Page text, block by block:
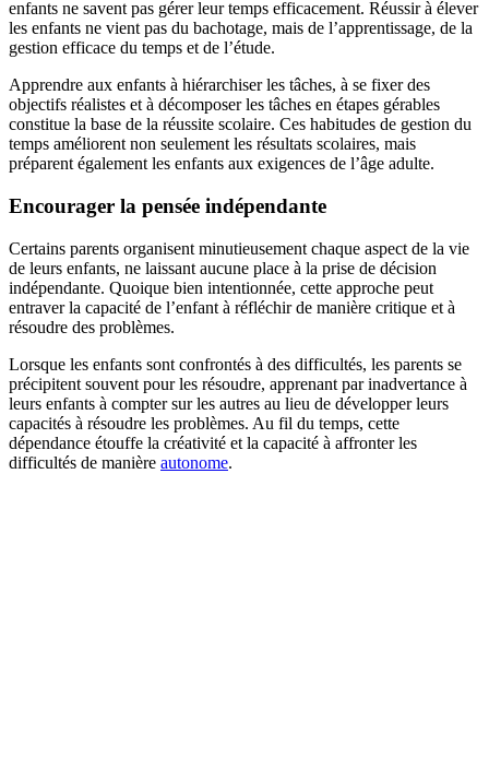
enfants ne savent pas gérer leur temps efficacement. Réussir à élever
les enfants ne vient pas du bachotage, mais de l’apprentissage, de la
gestion efficace du temps et de l’étude.
Apprendre aux enfants à hiérarchiser les tâches, à se fixer des
objectifs réalistes et à décomposer les tâches en étapes gérables
constitue la base de la réussite scolaire. Ces habitudes de gestion du
temps améliorent non seulement les résultats scolaires, mais
préparent également les enfants aux exigences de l’âge adulte.
Encourager la pensée indépendante
Certains parents organisent minutieusement chaque aspect de la vie
de leurs enfants, ne laissant aucune place à la prise de décision
indépendante. Quoique bien intentionnée, cette approche peut
entraver la capacité de l’enfant à réfléchir de manière critique et à
résoudre des problèmes.
Lorsque les enfants sont confrontés à des difficultés, les parents se
précipitent souvent pour les résoudre, apprenant par inadvertance à
leurs enfants à compter sur les autres au lieu de développer leurs
capacités à résoudre les problèmes. Au fil du temps, cette
dépendance étouffe la créativité et la capacité à affronter les
difficultés de manière autonome.